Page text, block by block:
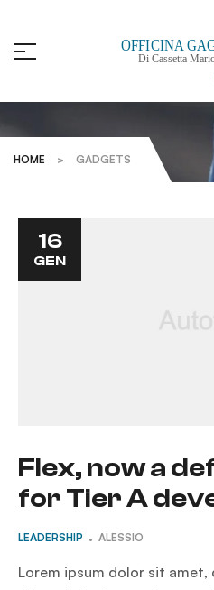
HOME > GADGETS
16
GEN
Flex, now a
for Tier A
LEADERSHIP ALESSIO
Lorem ipsum dolor sit